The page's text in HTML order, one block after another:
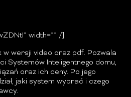
width=”” /]
wersji video oraz pdf. Pozwala
Systemów Inteligentnego domu,
oraz ich ceny. Po jego
jaki system wybrać i czego